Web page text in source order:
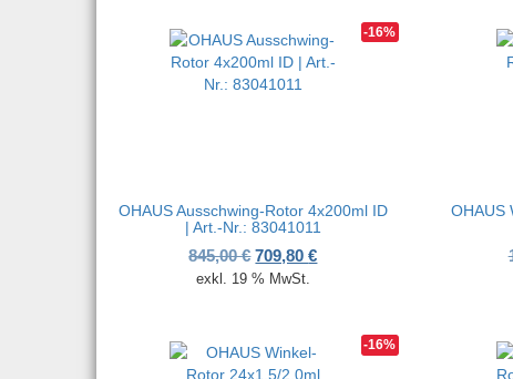
-16%
OHAUS Ausschwing-Rotor 4x200ml ID
| Art.-Nr.: 83041011
845,00€ Ursprünglicher Preis war: 845,00
709,80€Aktueller Preis ist:
exkl. 19 % MwSt.
OHAUS
-16%